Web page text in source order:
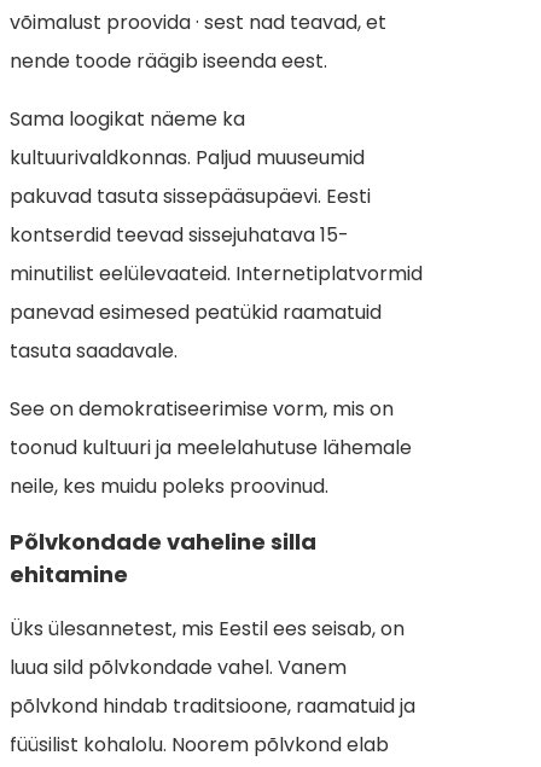
võimalust proovida · sest nad teavad, et
nende toode räägib iseenda eest.
Sama loogikat näeme ka
kultuurivaldkonnas. Paljud muuseumid
pakuvad tasuta sissepääsupäevi. Eesti
kontserdid teevad sissejuhatava 15-
minutilist eelülevaateid. Internetiplatvormid
panevad esimesed peatükid raamatuid
tasuta saadavale.
See on demokratiseerimise vorm, mis on
toonud kultuuri ja meelelahutuse lähemale
neile, kes muidu poleks proovinud.
Põlvkondade vaheline silla
ehitamine
Üks ülesannetest, mis Eestil ees seisab, on
luua sild põlvkondade vahel. Vanem
põlvkond hindab traditsioone, raamatuid ja
füüsilist kohalolu. Noorem põlvkond elab